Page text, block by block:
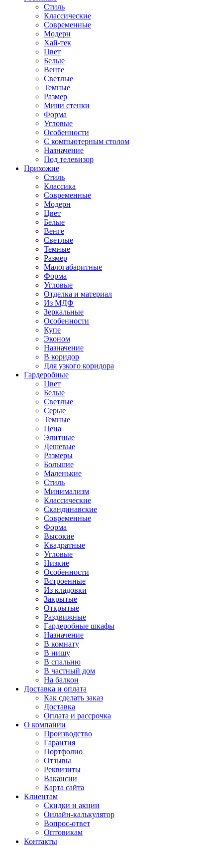
Стиль
Классические
Современные
Модерн
Хай-тек
Цвет
Белые
Венге
Светлые
Темные
Размер
Мини стенки
Форма
Угловые
Особенности
С компьютерным столом
Назначение
Под телевизор
Прихожие
Стиль
Классика
Современные
Модерн
Цвет
Белые
Венге
Светлые
Темные
Размер
Малогабаритные
Форма
Угловые
Отделка и материал
Из МДФ
Зеркальные
Особенности
Купе
Эконом
Назначение
В коридор
Для узкого коридора
Гардеробные
Цвет
Белые
Светлые
Серые
Темные
Цена
Элитные
Дешевые
Размеры
Большие
Маленькие
Стиль
Минимализм
Классические
Скандинавские
Современные
Форма
Высокие
Квадратные
Угловые
Низкие
Особенности
Встроенные
Из кладовки
Закрытые
Открытые
Раздвижные
Гардеробные шкафы
Назначение
В комнату
В нишу
В спальню
В частный дом
На балкон
Доставка и оплата
Как сделать заказ
Доставка
Оплата и рассрочка
О компании
Производство
Гарантия
Портфолио
Отзывы
Реквизиты
Вакансии
Карта сайта
Клиентам
Скидки и акции
Онлайн-калькулятор
Вопрос-ответ
Оптовикам
Контакты